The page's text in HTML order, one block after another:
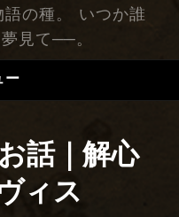
の種。 いつか誰
見て──。
ー
話｜解心
ィス